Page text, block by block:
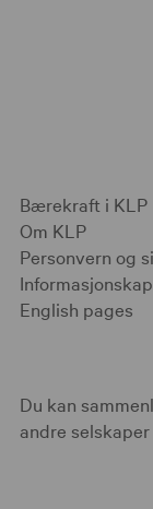
Bærekraft i KLP
Om KLP
Personvern og
English pages
Du kan
andre